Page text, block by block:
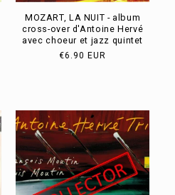
MOZART, LA NUIT - album
cross-over d'Antoine Hervé
avec choeur et jazz quintet
Prix
€6.90 EUR